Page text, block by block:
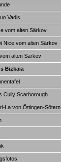
Vadis
vom alten Särkov
Nice vom alten Särkov
alten Särkov
Bizkaia
Cully Scarborough
La von Öttingen-Sötern